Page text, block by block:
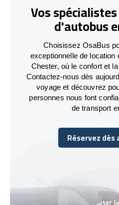
Vos
d'autobus
Choisissez OsaBus
exceptionnelle de location
Chester, où le confort et
Contactez-nous dès
voyage et découvrez
personnes nous font
de transport
Réservez dès
Réservez dès